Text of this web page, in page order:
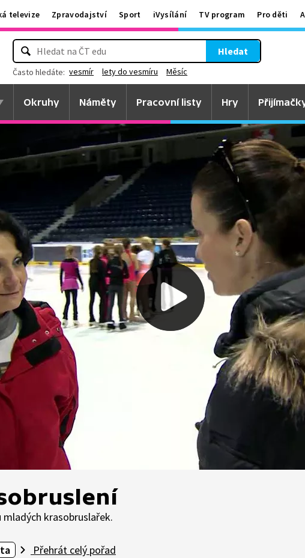
televize Zpravodajství Sport iVysílání TV program Pro děti
Hledat
Často hledáte: vesmír lety do vesmíru Měsíc
Okruhy Náměty Pracovní listy Hry
krasobruslařek.
Přehrát celý pořad